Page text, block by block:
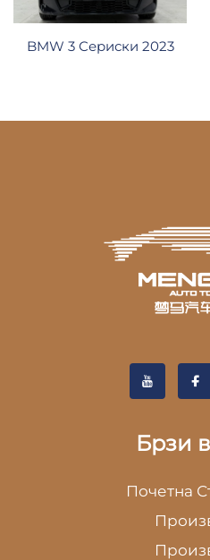
BMW 3 Сериски 2023
Брзи
Почетна